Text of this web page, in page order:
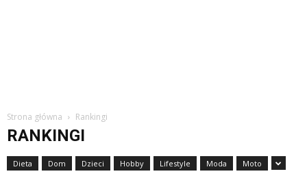
Strona główna Rankingi
RANKINGI
Dieta Dom Dzieci Hobby Lifestyle Moda Moto